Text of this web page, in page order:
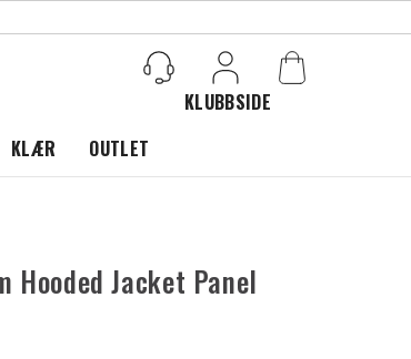
Logg inn
KLÆR OUTLET
KLUBBSIDE
Hooded Jacket Panel